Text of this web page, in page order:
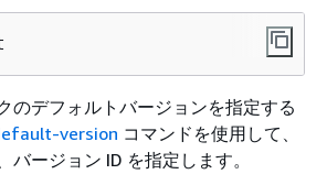
のデフォルトバージョンを指定する
version コマンドを使用して、
バージョン ID を指定します。